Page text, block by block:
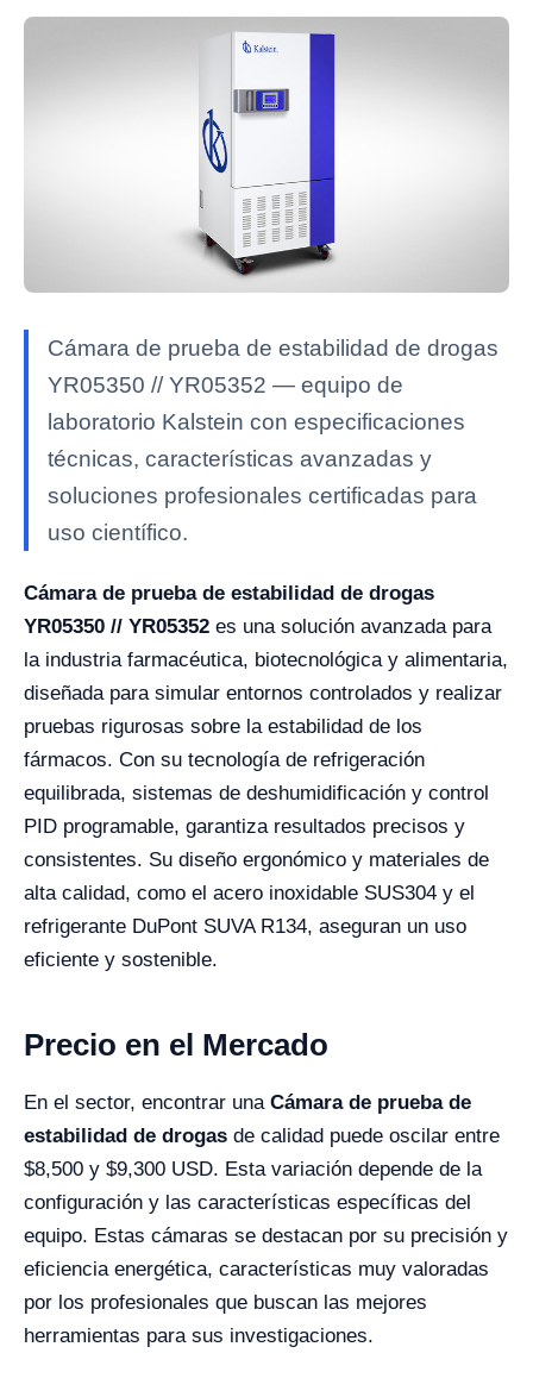
Cámara de prueba de estabilidad de drogas
YR05350 // YR05352 — equipo de
laboratorio Kalstein con especificaciones
técnicas, características avanzadas y
soluciones profesionales certificadas para
uso científico.
Cámara de prueba de estabilidad de drogas
YR05350 // YR05352 es una solución avanzada para
la industria farmacéutica, biotecnológica y alimentaria,
diseñada para simular entornos controlados y realizar
pruebas rigurosas sobre la estabilidad de los
fármacos. Con su tecnología de refrigeración
equilibrada, sistemas de deshumidificación y control
PID programable, garantiza resultados precisos y
consistentes. Su diseño ergonómico y materiales de
alta calidad, como el acero inoxidable SUS304 y el
refrigerante DuPont SUVA R134, aseguran un uso
eficiente y sostenible.
Precio en el Mercado
En el sector, encontrar una Cámara de prueba de
estabilidad de drogas de calidad puede oscilar entre
$8,500 y $9,300 USD. Esta variación depende de la
configuración y las características específicas del
equipo. Estas cámaras se destacan por su precisión y
eficiencia energética, características muy valoradas
por los profesionales que buscan las mejores
herramientas para sus investigaciones.